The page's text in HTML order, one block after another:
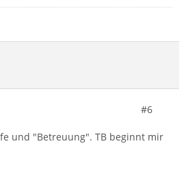
#6
und "Betreuung". TB beginnt mir